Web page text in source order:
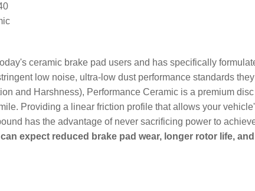
ceramic brake pad users and has specifically
low noise, ultra-low dust performance standards
and Harshness), Performance Ceramic is a premium
Providing a linear friction profile that allows your
has the advantage of never sacrificing power to
expect reduced brake pad wear, longer rotor life,